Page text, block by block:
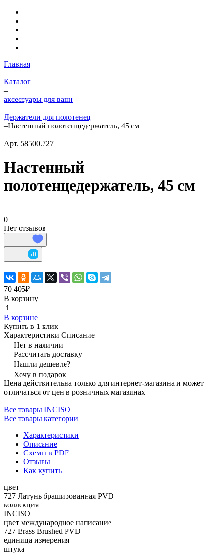
Главная
–
Каталог
–
аксессуары для ванн
–
Держатели для полотенец
–Настенный полотенцедержатель, 45 см
Арт. 58500.727
Настенный
полотенцедержатель, 45 см
0
Нет отзывов
70 405₽
В корзину
В корзине
Купить в 1 клик
Характеристики Описание
Нет в наличии
Рассчитать доставку
Нашли дешевле?
Хочу в подарок
Цена действительна только для интернет-магазина и может
отличаться от цен в розничных магазинах
Все товары INCISO
Все товары категории
Характеристики
Описание
Схемы в PDF
Отзывы
Как купить
цвет
727 Латунь брашированная PVD
коллекция
INCISO
цвет международное написание
727 Brass Brushed PVD
единица измерения
штука